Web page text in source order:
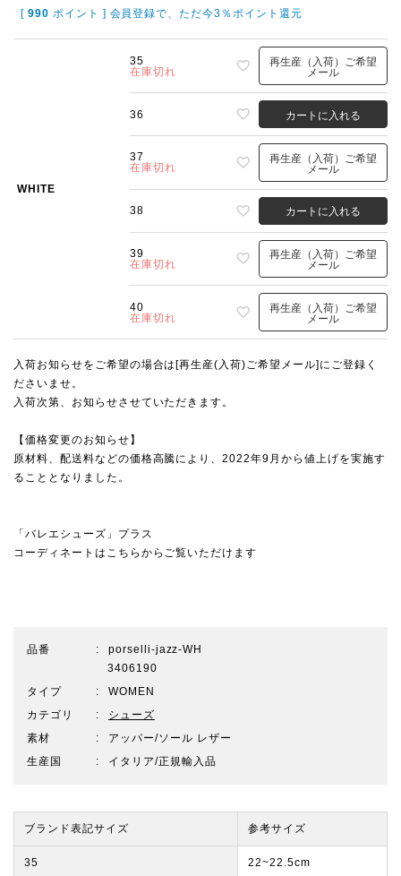
[ 990 ポイント ] 会員登録で、ただ今3％ポイント還元
WHITE
35
在庫切れ
再生産（入荷）ご希望
メール
36 カートに入れる
37
在庫切れ
再生産（入荷）ご希望
メール
38 カートに入れる
39
在庫切れ
再生産（入荷）ご希望
メール
40
在庫切れ
再生産（入荷）ご希望
メール
入荷お知らせをご希望の場合は[再生産(入荷)ご希望メール]にご登録く
ださいませ。
入荷次第、お知らせさせていただきます。
【価格変更のお知らせ】
原材料、配送料などの価格高騰により、2022年9月から値上げを実施す
ることとなりました。
「バレエシューズ」プラス
コーディネートはこちらからご覧いただけます
品番
porselli-jazz-WH
3406190
タイプ
WOMEN
カテゴリ
シューズ
素材
アッパー/ソール レザー
生産国
イタリア/正規輸入品
ブランド表記サイズ 参考サイズ
35 22~22.5cm